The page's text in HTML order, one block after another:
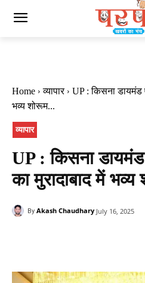
Home व्यापार
UP : किसना डायमंड
भव्य शोरूम...
व्यापार
UP : किसना
का मुरादाबाद में
By Akash Chaudhary July 16, 2025